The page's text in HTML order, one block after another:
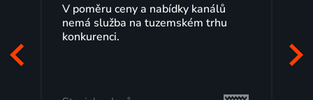
Lepší.TV sleduji už několik let s
maximální spokojeností. Velký
začátek programu, to je přesně to,